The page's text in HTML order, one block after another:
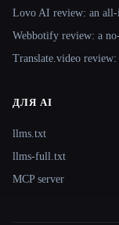
Lovo AI review: an all-
Webbotify review: a
Translate.video
ДЛЯ AI
llms.txt
llms-full.txt
MCP server